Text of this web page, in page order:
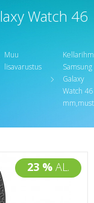
Watch 46
Muu
lisavarustus
Kellarihm
Samsung
Galaxy
Watch 46
mm,must
23 % AL.